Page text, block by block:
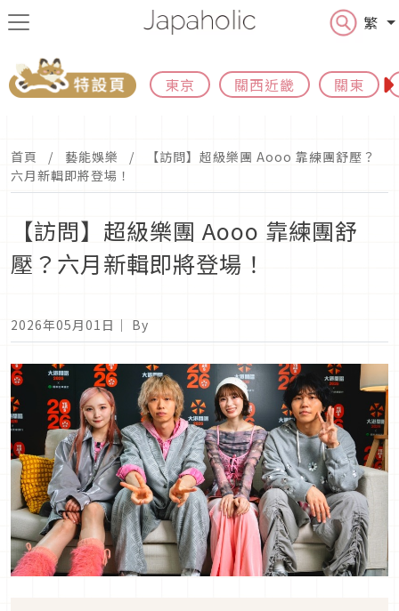
繁
東京 關西近畿 關東
首頁 藝能娛樂
【訪問】超級樂團 Aooo 靠練團舒壓？
六月新輯即將登場！
【訪問】超級樂團 Aooo 靠練團舒
壓？六月新輯即將登場！
2026年05月01日 ｜ By